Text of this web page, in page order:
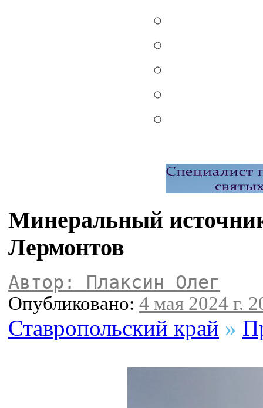
Минеральный
Лермонтов
Автор: Плаксин Олег
Опубликовано: 4 мая 2024 г.
Ставропольский край »